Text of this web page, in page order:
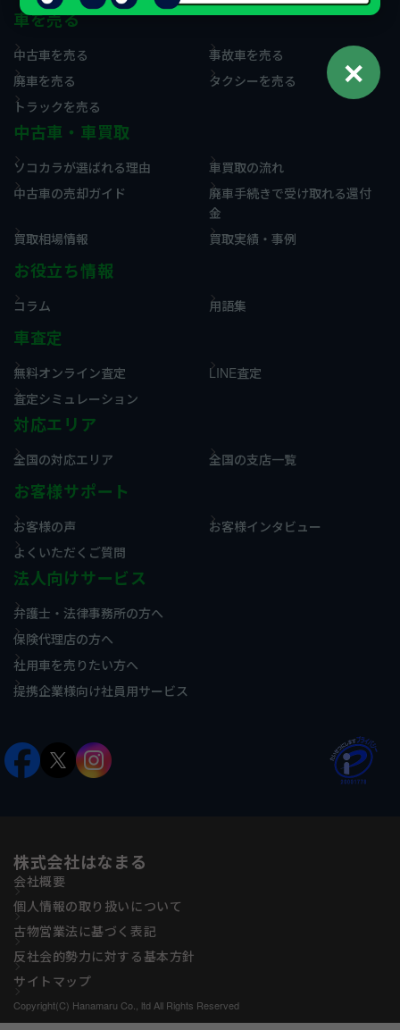
車を売る
中古車を売る
事故車を売る
廃車を売る
タクシーを売る
トラックを売る
中古車・車買取
ソコカラが選ばれる理由
車買取の流れ
中古車の売却ガイド
廃車手続きで受け取れる還付
金
買取相場情報
買取実績・事例
お役立ち情報
コラム 用語集
車査定
無料オンライン査定
LINE査定
査定シミュレーション
対応エリア
全国の対応エリア 全国の支店一覧
お客様サポート
お客様の声
お客様インタビュー
よくいただくご質問
法人向けサービス
弁護士・法律事務所の方へ
保険代理店の方へ
社用車を売りたい方へ
提携企業様向け社員用サービス
株式会社はなまる
会社概要
個人情報の取り扱いについて
古物営業法に基づく表記
反社会的勢力に対する基本方針
サイトマップ
Copyright(C) Hanamaru Co., ltd All Rights Reserved
✕